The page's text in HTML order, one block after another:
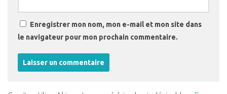
Enregistrer mon nom, mon e-mail et mon site dans
le navigateur pour mon prochain commentaire.